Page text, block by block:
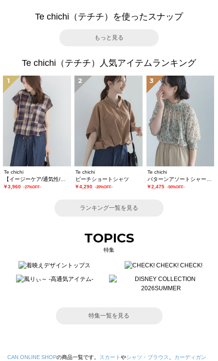
Te chichi（テチチ）を使ったスナップ
もっと見る
Te chichi（テチチ）人気アイテムランキング
1
Te chichi
￥3,960 -27%OFF-
2
Te chichi
ピーチショートシャツ
￥4,290 -20%OFF-
3
Te chichi
￥2,475 -50%OFF-
ランキング一覧を見る
TOPICS
特集
特集一覧を見る
CAN ONLINE SHOPの商品一覧です。 スカート やシャツ・ブラウス
カーディガン